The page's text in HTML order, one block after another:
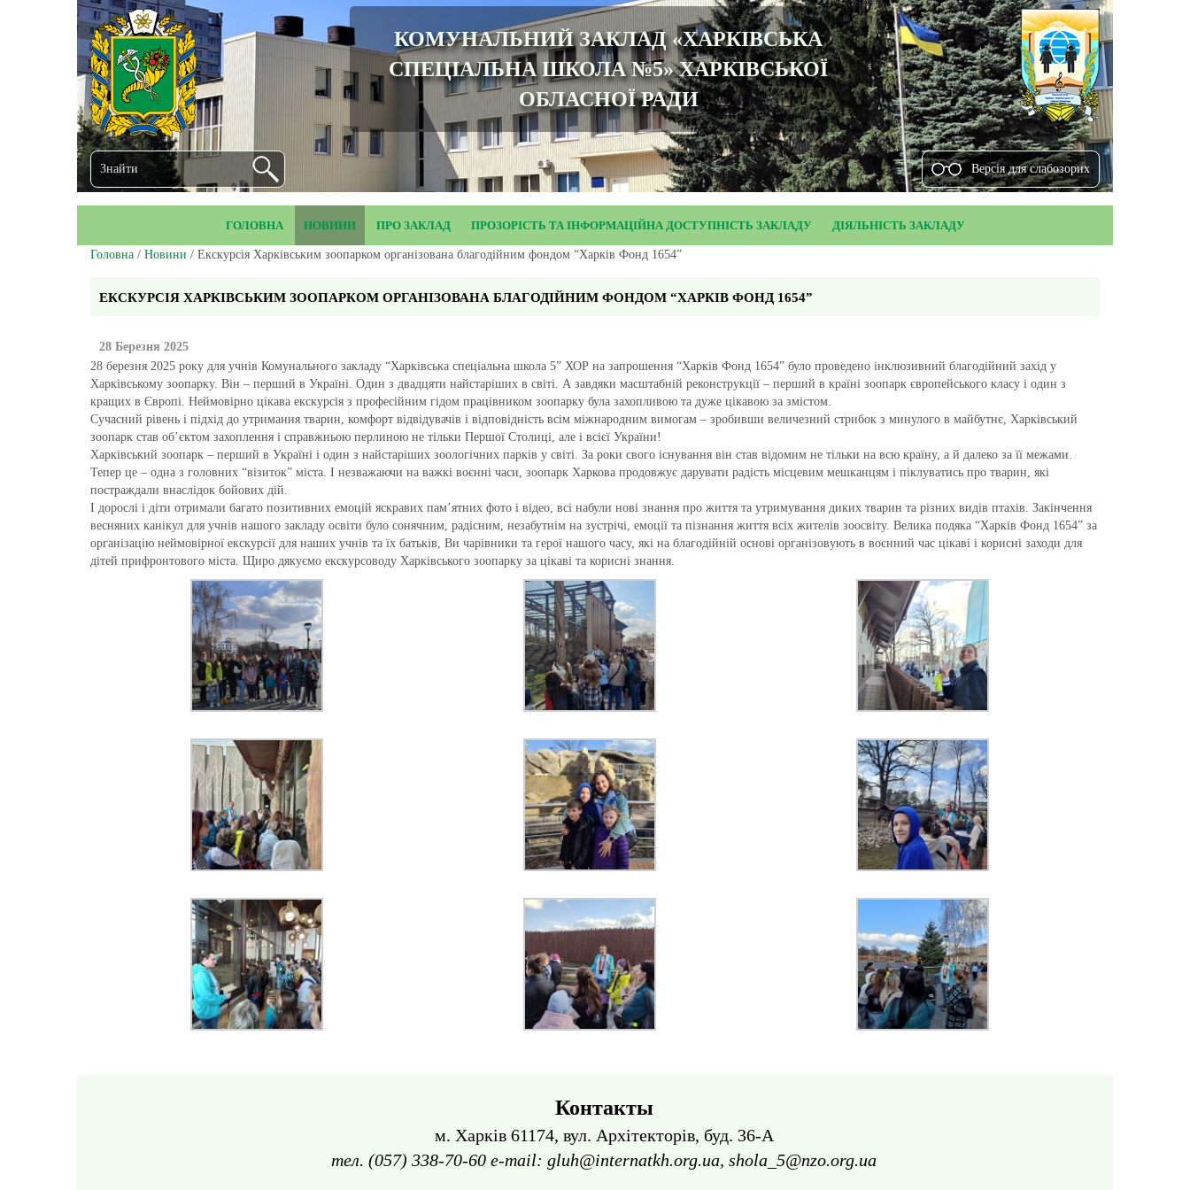
КОМУНАЛЬНИЙ ЗАКЛАД «ХАРКІВСЬКА
СПЕЦІАЛЬНА ШКОЛА №5» ХАРКІВСЬКОЇ
ОБЛАСНОЇ РАДИ
Версiя для слабозорих
ГОЛОВНА НОВИНИ ПРО ЗАКЛАД ПРОЗОРІСТЬ ТА ІНФОРМАЦІЙНА ДОСТУПНІСТЬ ЗАКЛАДУ ДІЯЛЬНІСТЬ ЗАКЛАДУ
Головна / Новини / Екскурсія Харківським зоопарком організована благодійним фондом “Харків Фонд 1654”
ЕКСКУРСІЯ ХАРКІВСЬКИМ ЗООПАРКОМ ОРГАНІЗОВАНА БЛАГОДІЙНИМ ФОНДОМ “ХАРКІВ ФОНД 1654”
28 Березня 2025
28 березня 2025 року для учнів Комунального закладу “Харківська спеціальна школа 5” ХОР на запрошення “Харків Фонд 1654” було проведено інклюзивний благодійний захід у
Харківському зоопарку. Він – перший в Україні. Один з двадцяти найстаріших в світі. А завдяки масштабній реконструкції – перший в країні зоопарк європейського класу і один з
кращих в Європі. Неймовірно цікава екскурсія з професійним гідом працівником зоопарку була захопливою та дуже цікавою за змістом.
Сучасний рівень і підхід до утримання тварин, комфорт відвідувачів і відповідність всім міжнародним вимогам – зробивши величезний стрибок з минулого в майбутнє, Харківський
зоопарк став об’єктом захоплення і справжньою перлиною не тільки Першої Столиці, але і всієї України!
Харківський зоопарк – перший в Україні і один з найстаріших зоологічних парків у світі. За роки свого існування він став відомим не тільки на всю країну, а й далеко за її межами.
Тепер це – одна з головних “візиток” міста. І незважаючи на важкі воєнні часи, зоопарк Харкова продовжує дарувати радість місцевим мешканцям і піклуватись про тварин, які
постраждали внаслідок бойових дій.
І дорослі і діти отримали багато позитивних емоцій яскравих пам’ятних фото і відео, всі набули нові знання про життя та утримування диких тварин та різних видів птахів. Закінчення
весняних канікул для учнів нашого закладу освіти було сонячним, радісним, незабутнім на зустрічі, емоції та пізнання життя всіх жителів зоосвіту. Велика подяка “Харків Фонд 1654” за
організацію неймовірної екскурсії для наших учнів та їх батьків, Ви чарівники та герої нашого часу, які на благодійній основі організовують в воєнний час цікаві і корисні заходи для
дітей прифронтового міста. Щиро дякуємо екскурсоводу Харківського зоопарку за цікаві та корисні знання.
Контакты
м. Харків 61174, вул. Архітекторів, буд. 36-А
тел. (057) 338-70-60 e-mail: gluh@internatkh.org.ua, shola_5@nzo.org.ua